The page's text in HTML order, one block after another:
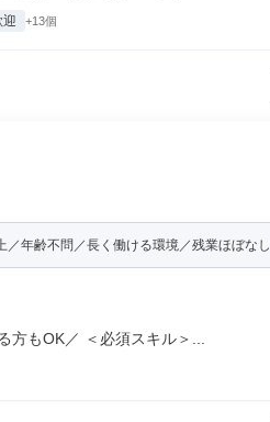
迎 +13個
年齢不問／長く働ける環境／残業ほぼなし
もOK／ ＜必須スキル＞...